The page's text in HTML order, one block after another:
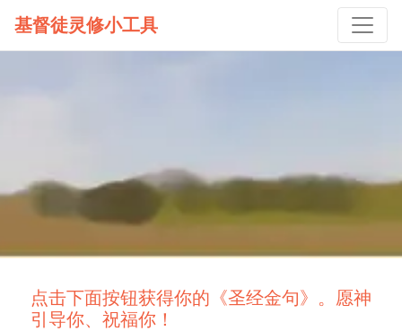
基督徒灵修小工具
点击下面按钮获得你的《圣经金句》。愿神
引导你、祝福你！